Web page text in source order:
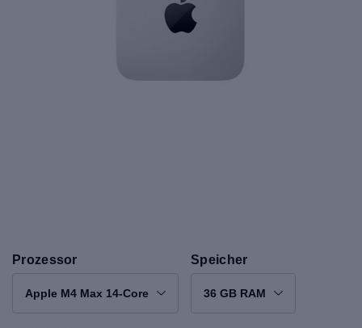
Prozessor
Apple M4 Max 14-Core
Speicher
36 GB RAM